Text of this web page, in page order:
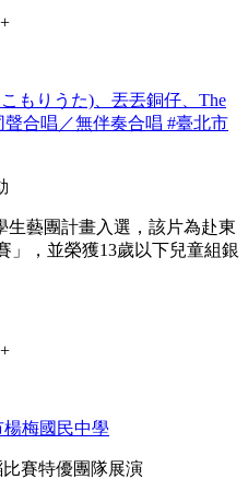
もりうた)、丟丟銅仔、The
合唱／無伴奏合唱 #臺北市
生藝團計畫入選，該片為赴東
」，並榮獲13歲以下兒童組銀
梅國民中學
賽特優團隊展演